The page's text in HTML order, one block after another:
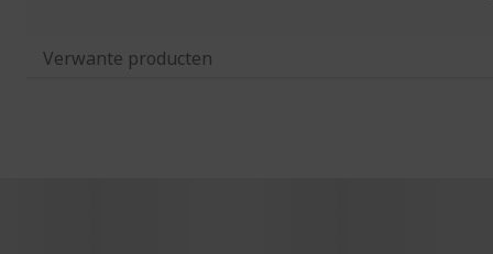
Verwante producten